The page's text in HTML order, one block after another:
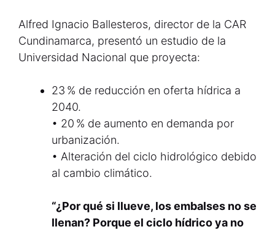
Alfred Ignacio Ballesteros, director de la CAR
Cundinamarca, presentó un estudio de la
Universidad Nacional que proyecta:
23 % de reducción en oferta hídrica a
2040.
• 20 % de aumento en demanda por
urbanización.
• Alteración del ciclo hidrológico debido
al cambio climático.
“¿Por qué si llueve, los embalses no se
llenan? Porque el ciclo hídrico ya no